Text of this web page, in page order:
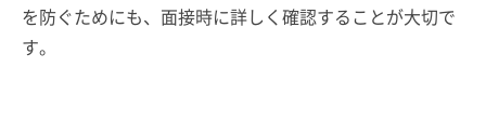
を防ぐためにも、面接時に詳しく確認することが大切で
す。